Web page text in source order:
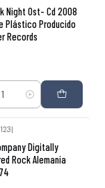
Night Ost- Cd 2008
Plástico Producido
Records
|
Digitally
Rock Alemania